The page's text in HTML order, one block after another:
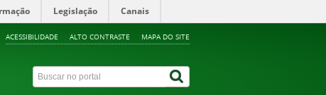
Legislação Canais
ACESSIBILIDADE ALTO CONTRASTE MAPA DO SITE